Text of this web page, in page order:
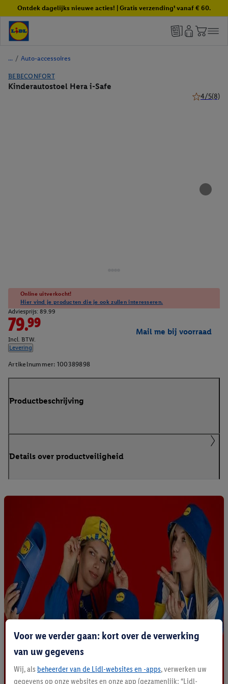
Ontdek dagelijks nieuwe acties! | Gratis verzending¹ vanaf € 60.
/ Auto-accessoires
BEBECONFORT
Kinderautostoel Hera i-Safe
4/5(8)
Online uitverkocht!
Hier vind je producten die je ook zullen interesseren.
Adviesprijs: 89.99
79.99
Incl. BTW.
Levering
Mail me bij voorraad
Artikelnummer: 100389898
Productbeschrijving
Details over productveiligheid
Voor we verder gaan: kort over de verwerking
van uw gegevens
Wij, als beheerder van de Lidl-websites en -apps, verwerken uw
gegevens op onze websites en onze app (gezamenlijk: “Lidl-